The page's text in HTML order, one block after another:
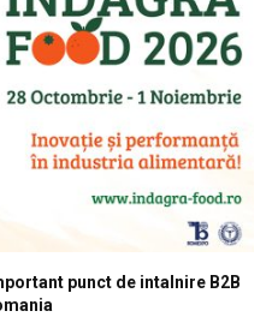
punct de intalnire B2B